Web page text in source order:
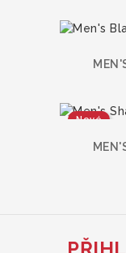
Nové